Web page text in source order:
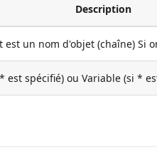
Description
est un nom d'objet (chaîne) Si
est spécifié) ou Variable (si *